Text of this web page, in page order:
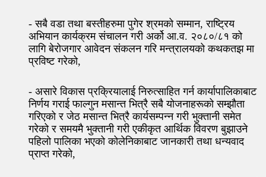
- सबै वडा तथा बस्तीहरुमा पुगेर श्रमको सम्मान, राष्ट्रिय
अभियान कार्यक्रम संचालन गरी अर्को आ.व. २०८०/८१ को
लागि बेरोजगार आवेदन संकलन गरि मन्त्रालयको कथकतझ मा
प्रविष्ट गरेको,
- असारे विकास प्रक्रियालाई निरुत्साहित गर्न कार्यापालिकाबाट
निर्णय गराई फाल्गुन मसान्त भित्रै सबै योजनाहरूको सम्झौता
गरिएको र जेठ मसान्त भित्रै कार्यसम्पन्न गरी भुक्तानी समेत
गरेको र समयमै भुक्तानी गरी एकीकृत आर्थिक विवरण बुझाउने
पहिलो पालिका भएको कोलेनिकाबाट जानकारी तथा धन्यवाद
प्राप्त गरेको,